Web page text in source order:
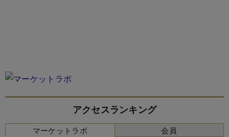
アクセスランキング
マーケットラボ 会員